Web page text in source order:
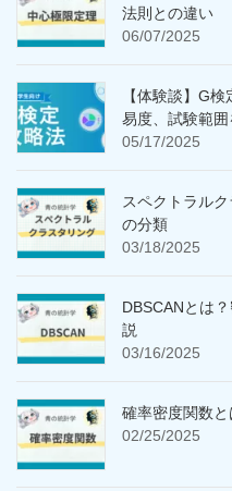
法則との違い
06/07/2025
【体験談】G
易度、試験範囲
05/17/2025
スペクトラル
の分類
03/18/2025
DBSCANとは
説
03/16/2025
確率密度関数
02/25/2025